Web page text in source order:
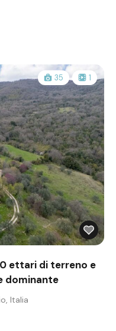
35 1
ettari di terreno e
dominante
Italia